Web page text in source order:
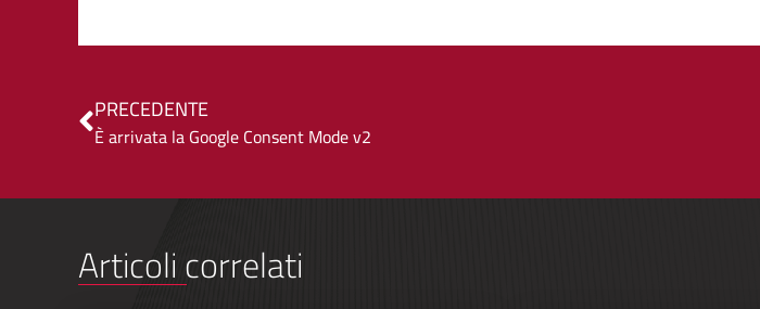
PRECEDENTE
È arrivata la Google Consent Mode v2
Articoli correlati